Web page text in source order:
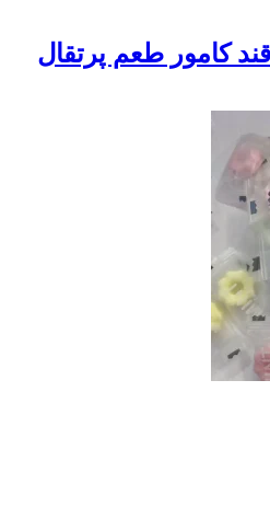
کامور طعم پرتقال